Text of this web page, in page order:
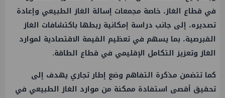
في قطاع الغاز، خاصة مجمعات إسالة الغاز الطبيعي وإعادة
تصديره، إلى جانب دراسة إمكانية ربطها باكتشافات الغاز
القبرصية، بما يسهم في تعظيم القيمة الاقتصادية لموارد
الغاز وتعزيز التكامل الإقليمي في قطاع الطاقة.
كما تتضمن مذكرة التفاهم وضع إطار تجاري يهدف إلى
تحقيق أقصى استفادة ممكنة من موارد الغاز الطبيعي في